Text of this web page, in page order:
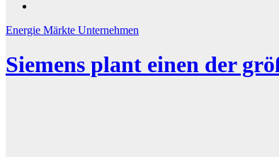
Energie Märkte Unternehmen
Siemens plant einen der